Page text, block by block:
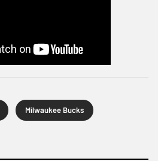
Milwaukee Bucks